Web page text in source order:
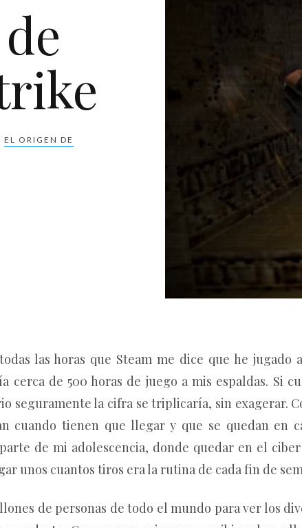
EL ORIGEN DE
las horas que Steam me dice que he jugado
cerca de 500 horas de juego a mis espaldas. Si
seguramente la cifra se triplicaría, sin exagerar.
cuando tienen que llegar y que se quedan en
de mi adolescencia, donde quedar en el
unos cuantos tiros era la rutina de cada fin de
de personas de todo el mundo para ver los